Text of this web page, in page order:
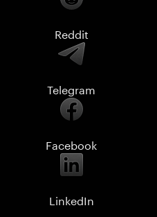
Reddit
Telegram
Facebook
LinkedIn